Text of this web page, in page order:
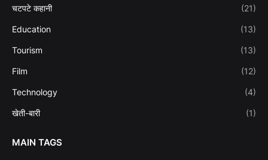
चटपटे कहानी (21)
Education (13)
Tourism (13)
Film (12)
Technology (4)
खेती-बारी (1)
MAIN TAGS